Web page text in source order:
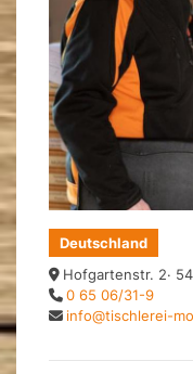
Deutschland
Hofgartenstr. 2·
0 65 06/31-9
info@tischlerei-